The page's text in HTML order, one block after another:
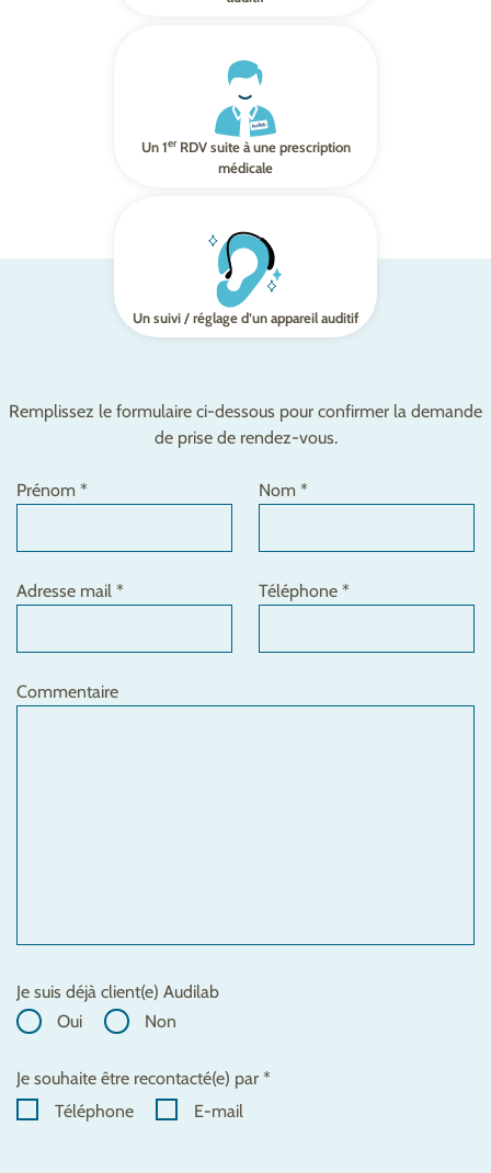
Un 1erRDV suite à une prescription
médicale
Un suivi / réglage d’un appareil auditif
Remplissez le formulaire ci-dessous pour confirmer la demande
de prise de rendez-vous.
Prénom * Nom *
Adresse mail * Téléphone *
Commentaire
Je suis déjà client(e) Audilab
Oui
Non
Je souhaite être recontacté(e) par *
Téléphone
E-mail